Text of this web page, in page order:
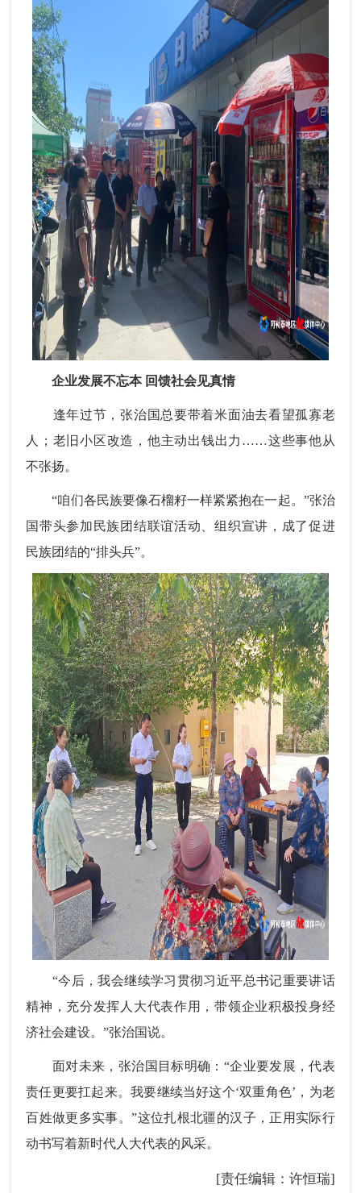
企业发展不忘本 回馈社会见真情
逢年过节，张治国总要带着米面油去看望孤寡老
人；老旧小区改造，他主动出钱出力……这些事他从
不张扬。
“咱们各民族要像石榴籽一样紧紧抱在一起。”张治
国带头参加民族团结联谊活动、组织宣讲，成了促进
民族团结的“排头兵”。
“今后，我会继续学习贯彻习近平总书记重要讲话
精神，充分发挥人大代表作用，带领企业积极投身经
济社会建设。”张治国说。
面对未来，张治国目标明确：“企业要发展，代表
责任更要扛起来。我要继续当好这个‘双重角色’，为老
百姓做更多实事。”这位扎根北疆的汉子，正用实际行
动书写着新时代人大代表的风采。
[责任编辑：许恒瑞]